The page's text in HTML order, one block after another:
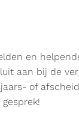
en
aan bij de
of